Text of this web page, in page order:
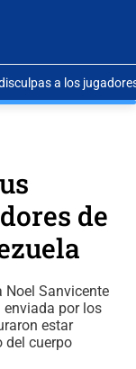
a los
de
Noel Sanvicente
por los
estar
del cuerpo